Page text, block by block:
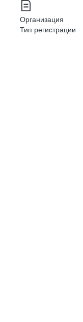
Организация
Тип регистрации